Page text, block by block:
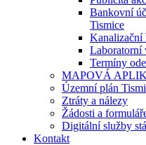
Bankovní
Tismice
Kanalizační
Laboratorní
Termíny
MAPOVÁ
Územní plán
Ztráty a nálezy
Žádosti a
Digitální služby
Kontakt